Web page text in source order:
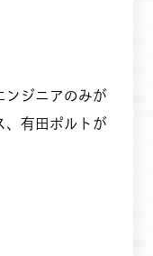
ンジニアのみが
、有田ポルトが